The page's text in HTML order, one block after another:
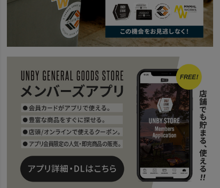
WATER PROOF CORDURA HABITシリーズ
HABITシリーズで運ぶ、荷物の形。
news 街でもフィールドでも活躍する防水BAG
news OTHER
SPECIAL UNBY TRAVEL STYLE